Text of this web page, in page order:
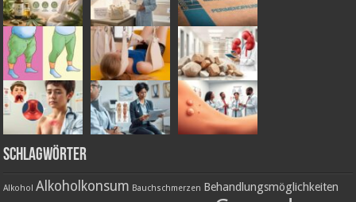
Schlagwörter
Alkohol Alkoholkonsum Bauchschmerzen Behandlungsmöglichkeiten